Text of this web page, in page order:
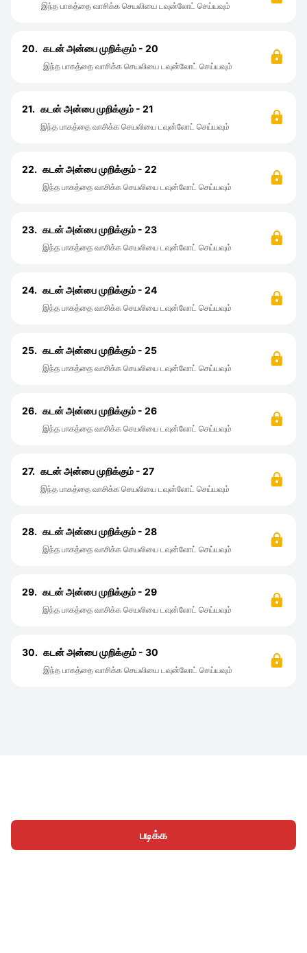
படிக்க
இந்த பாகத்தை வாசிக்க செயலியை டவுன்லோட் செய்யவும்
20. கடன் அன்பை முறிக்கும் - 20
இந்த பாகத்தை வாசிக்க செயலியை டவுன்லோட் செய்யவும்
21. கடன் அன்பை முறிக்கும் - 21
இந்த பாகத்தை வாசிக்க செயலியை டவுன்லோட் செய்யவும்
22. கடன் அன்பை முறிக்கும் - 22
இந்த பாகத்தை வாசிக்க செயலியை டவுன்லோட் செய்யவும்
23. கடன் அன்பை முறிக்கும் - 23
இந்த பாகத்தை வாசிக்க செயலியை டவுன்லோட் செய்யவும்
24. கடன் அன்பை முறிக்கும் - 24
இந்த பாகத்தை வாசிக்க செயலியை டவுன்லோட் செய்யவும்
25. கடன் அன்பை முறிக்கும் - 25
இந்த பாகத்தை வாசிக்க செயலியை டவுன்லோட் செய்யவும்
26. கடன் அன்பை முறிக்கும் - 26
இந்த பாகத்தை வாசிக்க செயலியை டவுன்லோட் செய்யவும்
27. கடன் அன்பை முறிக்கும் - 27
இந்த பாகத்தை வாசிக்க செயலியை டவுன்லோட் செய்யவும்
28. கடன் அன்பை முறிக்கும் - 28
இந்த பாகத்தை வாசிக்க செயலியை டவுன்லோட் செய்யவும்
29. கடன் அன்பை முறிக்கும் - 29
இந்த பாகத்தை வாசிக்க செயலியை டவுன்லோட் செய்யவும்
30. கடன் அன்பை முறிக்கும் - 30
இந்த பாகத்தை வாசிக்க செயலியை டவுன்லோட் செய்யவும்
முகப்பு வகைகள் எழுத கட்டுரைகள் உள்நுழைக